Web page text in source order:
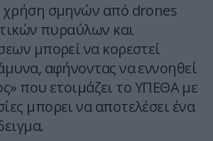
σμηνών από drones
πυραύλων και
μπορεί να κορεστεί
αφήνοντας να εννοηθεί
που ετοιμάζει το ΥΠΕΘΑ με
μπορει να αποτελέσει ένα